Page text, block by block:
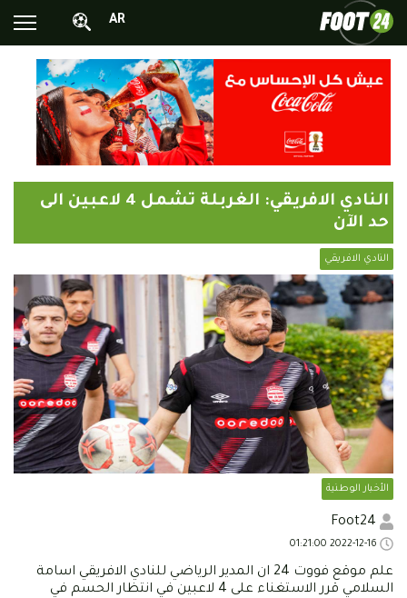
الأخبار الوطنية
الأخبار العالمية
محترفونا بالخارج
ألبومات الصور
أخبار متفرقة
البرامج
البث المباشر
Chrono24
Sports 24
AR
النادي الافريقي: الغربلة تشمل 4 لاعبين الى
حد الآن
النادي الافريقي
الأخبار الوطنية
علم موقع فووت 24 ان المدير الرياضي للنادي الافريقي اسامة
السلامي قرر الاستغناء على 4 لاعبين في انتظار الحسم في